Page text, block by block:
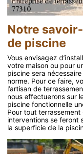
Notre
de piscine
Vous envisagez
votre maison ou pour
piscine sera
norme. Pour ce faire,
l’artisan de
nous effectuerons sur
piscine fonctionnelle
Pour tout terrassement
interventions se feront
la superficie de la